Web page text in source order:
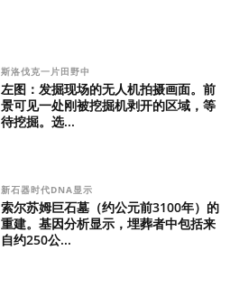
斯洛伐克一片田野中
左图：发掘现场的无人机拍摄画面。前
景可见一处刚被挖掘机剥开的区域，等
待挖掘。选...
新石器时代DNA显示
索尔苏姆巨石墓（约公元前3100年）的
重建。基因分析显示，埋葬者中包括来
自约250公...